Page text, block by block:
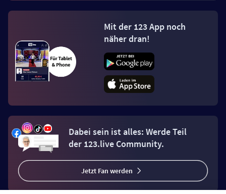
Mit der 123 App noch
näher dran!
Dabei sein ist alles: Werde Teil
der 123.live Community.
Jetzt Fan werden